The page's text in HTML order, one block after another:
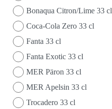
Bonaqua Citron/Lime 33 cl
Coca-Cola Zero 33 cl
Fanta 33 cl
Fanta Exotic 33 cl
MER Päron 33 cl
MER Apelsin 33 cl
Trocadero 33 cl